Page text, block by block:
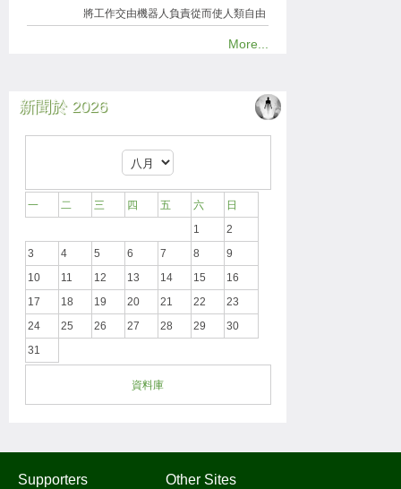
將工作交由機器人負責從而使人類自由
More...
新聞於 2026
一 二 三 四 五 六
日
1
2
3
4 5 6 7 8
9
10
11 12 13 14 15
16
17
18 19 20 21 22
23
24
25 26 27 28 29
30
31
資料庫
Supporters Other Sites